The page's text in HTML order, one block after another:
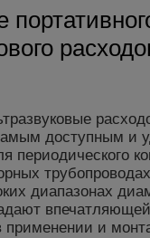
доступным и
периодического
диапазонах
применении и